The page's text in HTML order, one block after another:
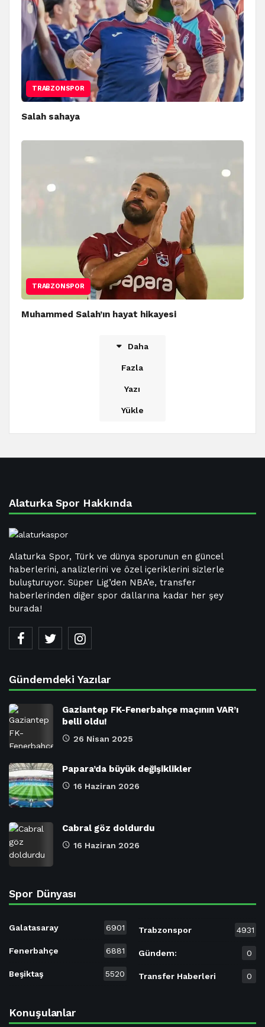
TRABZONSPOR
Salah sahaya
TRABZONSPOR
Muhammed Salah’ın hayat hikayesi
Daha
Fazla
Yazı
Yükle
Alaturka Spor Hakkında
Alaturka Spor, Türk ve dünya sporunun en güncel
haberlerini, analizlerini ve özel içeriklerini sizlerle
buluşturuyor. Süper Lig’den NBA’e, transfer
haberlerinden diğer spor dallarına kadar her şey
burada!
Gündemdeki Yazılar
Gaziantep FK-Fenerbahçe maçının VAR’ı
belli oldu!
26 Nisan 2025
Papara’da büyük değişiklikler
16 Haziran 2026
Cabral göz doldurdu
16 Haziran 2026
Spor Dünyası
Galatasaray 6901
Fenerbahçe 6881
Beşiktaş 5520
Trabzonspor 4931
Gündem: 0
Transfer Haberleri 0
Konuşulanlar